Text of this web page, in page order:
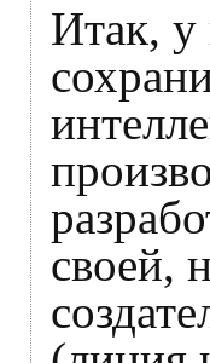
Итак, у
своей,